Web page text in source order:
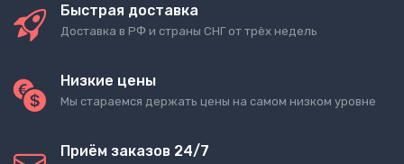
Быстрая доставка
Доставка в РФ и страны СНГ от трёх недель
Низкие цены
Мы стараемся держать цены на самом низком уровне
Приём заказов 24/7